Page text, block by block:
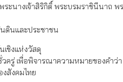
ะนางเจ้าสิริกิติ์ พระบรมราชินีนาถ
ดินและประชาชน
ชิงแห่งวัสดุ
ครู่ เพื่อพิจารณาความหมายของคำว่า
สังคมไทย